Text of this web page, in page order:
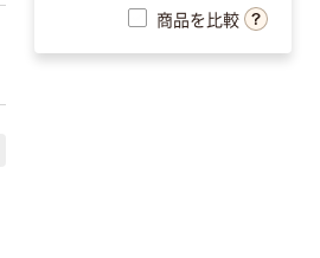
商品を比較